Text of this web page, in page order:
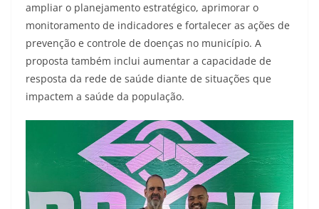
ampliar o planejamento estratégico, aprimorar o
monitoramento de indicadores e fortalecer as ações de
prevenção e controle de doenças no município. A
proposta também inclui aumentar a capacidade de
resposta da rede de saúde diante de situações que
impactem a saúde da população.